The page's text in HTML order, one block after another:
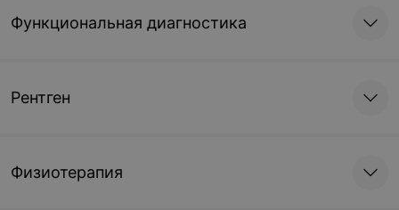
Функциональная диагностика
Рентген
Физиотерапия